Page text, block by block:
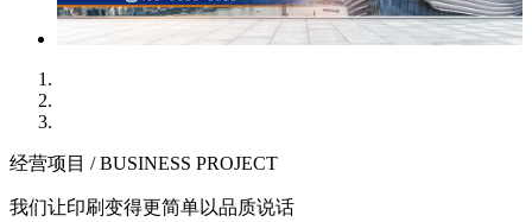
经营项目 / BUSINESS PROJECT
我们让印刷变得更简单以品质说话